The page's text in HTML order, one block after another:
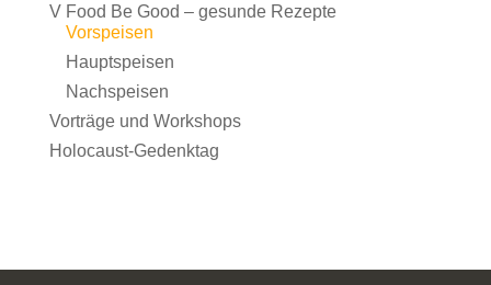
V Food Be Good – gesunde Rezepte
Vorspeisen
Hauptspeisen
Nachspeisen
Vorträge und Workshops
Holocaust-Gedenktag